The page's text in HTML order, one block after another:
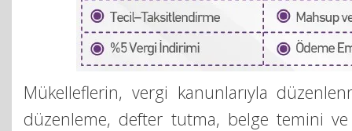
Mükelleflerin, vergi kanunlarıyla
düzenleme, defter tutma, belge temini